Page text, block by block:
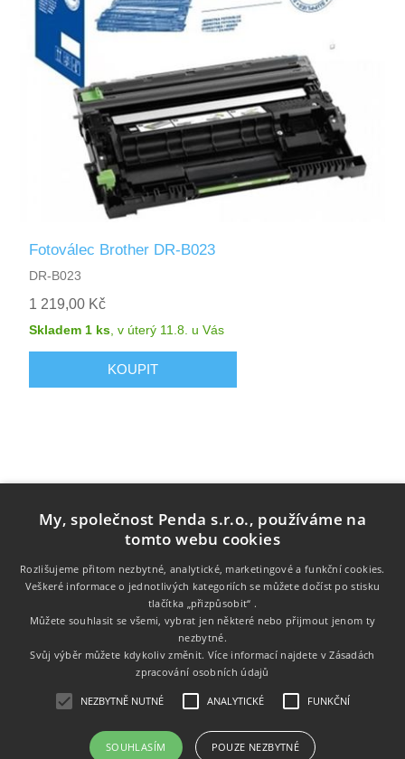
Fotoválec Brother DR-B023
DR-B023
1 219,00 Kč
Skladem 1 ks ,v úterý 11.8. u Vás
Informace
Zákaznický servis
My, společnost Penda s.r.o., používáme na
tomto webu cookies
Rozlišujeme přitom nezbytné, analytické, marketingové a funkční cookies.
Veškeré informace o jednotlivých kategoriích se můžete dočíst po stisku
tlačítka „přizpůsobit“ .
Můžete souhlasit se všemi, vybrat jen některé nebo přijmout jenom ty
nezbytné.
Svůj výběr můžete kdykoliv změnit. Více informací najdete vZásadách
zpracování osobních údajů
NEZBYTNĚ NUTNÉ ANALYTICKÉ FUNKČNÍ
SOUHLASÍM POUZE NEZBYTNÉ